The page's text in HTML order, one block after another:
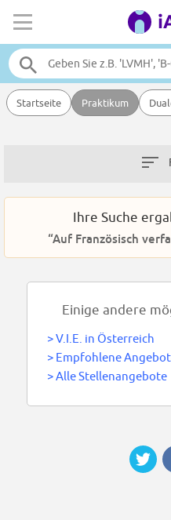
Startseite Praktikum
Ihre Suche
“Auf Französisch
Einige andere
>V.I.E. in Österreich
> Empfohlene
>Alle Stellenangebote